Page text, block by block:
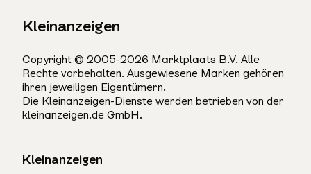
Kleinanzeigen
Copyright © 2005-2026 Marktplaats B.V. Alle
Rechte vorbehalten. Ausgewiesene Marken gehören
ihren jeweiligen Eigentümern.
Die Kleinanzeigen-Dienste werden betrieben von der
kleinanzeigen.de GmbH.
Kleinanzeigen